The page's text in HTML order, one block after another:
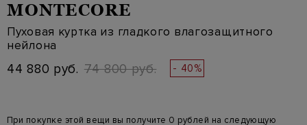
MONTECORE
Пуховая куртка из гладкого влагозащитного
нейлона
44 880 руб. 74 800 руб. - 40%
При покупке этой вещи вы получите 0 рублей на следующую